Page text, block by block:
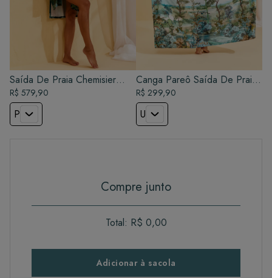
Saída De Praia Chemisier
Classic - Alma
R$ 579,90
P
Canga Pareô Saída De Praia
- Alma
R$ 299,90
U
Compre junto
Total: R$ 0,00
Adicionar à sacola